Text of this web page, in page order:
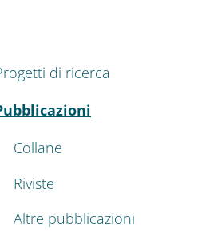
CEV SECOND NAVIGATION
di ricerca
Collane
Riviste
Altre pubblicazioni